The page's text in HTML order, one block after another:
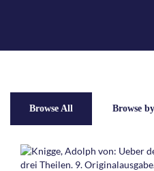
Browse All Browse